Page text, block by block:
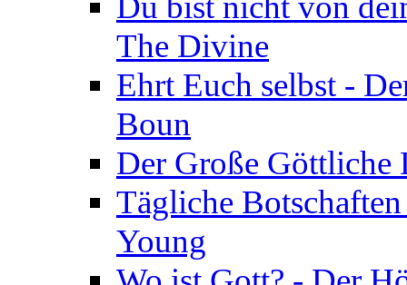
The Divine
Ehrt Euch selbst -
Boun
Der Große
Tägliche
Young